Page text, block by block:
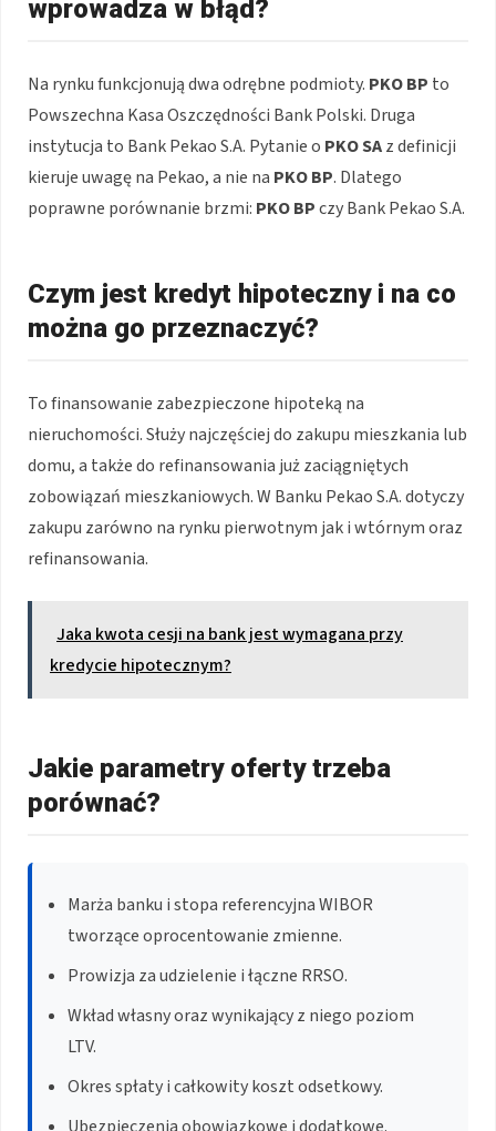
wprowadza w błąd?
Na rynku funkcjonują dwa odrębne podmioty. PKO BP to
Powszechna Kasa Oszczędności Bank Polski. Druga
instytucja to Bank Pekao S.A. Pytanie o PKO SAz definicji
kieruje uwagę na Pekao, a nie na PKO BP. Dlatego
poprawne porównanie brzmi: PKO BPczy Bank Pekao S.A.
Czym jest kredyt hipoteczny i na co
można go przeznaczyć?
To finansowanie zabezpieczone hipoteką na
nieruchomości. Służy najczęściej do zakupu mieszkania lub
domu, a także do refinansowania już zaciągniętych
zobowiązań mieszkaniowych. W Banku Pekao S.A. dotyczy
zakupu zarówno na rynku pierwotnym jak i wtórnym oraz
refinansowania.
Jaka kwota cesji na bank jest wymagana przy
kredycie hipotecznym?
Jakie parametry oferty trzeba
porównać?
Marża banku i stopa referencyjna WIBOR
tworzące oprocentowanie zmienne.
Prowizja za udzielenie i łączne RRSO.
Wkład własny oraz wynikający z niego poziom
LTV.
Okres spłaty i całkowity koszt odsetkowy.